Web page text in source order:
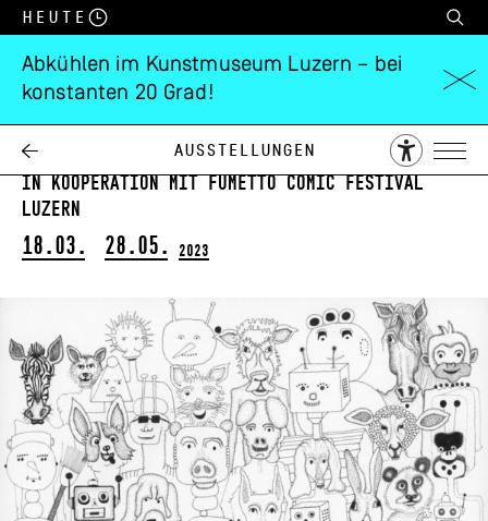
Heute
Abkühlen im Kunstmuseum Luzern – bei
konstanten 20 Grad!
Ausstellungen
Jakup Ferri
we, we or me
in Kooperation mit Fumetto Comic Festival
Luzern
18.03. 28.05. 2023